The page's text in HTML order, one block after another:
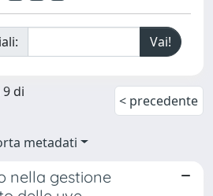
di
< precedente
metadati
nella gestione